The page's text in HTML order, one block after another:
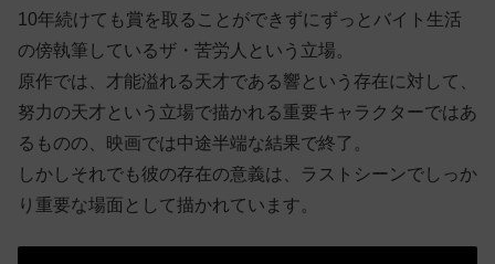
10年続けても賞を取ることができずにずっとバイト生活
の傍執筆しているザ・苦労人という立場。
原作では、才能溢れる天才である響という存在に対して、
努力の天才という立場で描かれる重要キャラクターではあ
るものの、映画では中途半端な結果で終了。
しかしそれでも彼の存在の意義は、ラストシーンでしっか
り重要な場面として描かれています。